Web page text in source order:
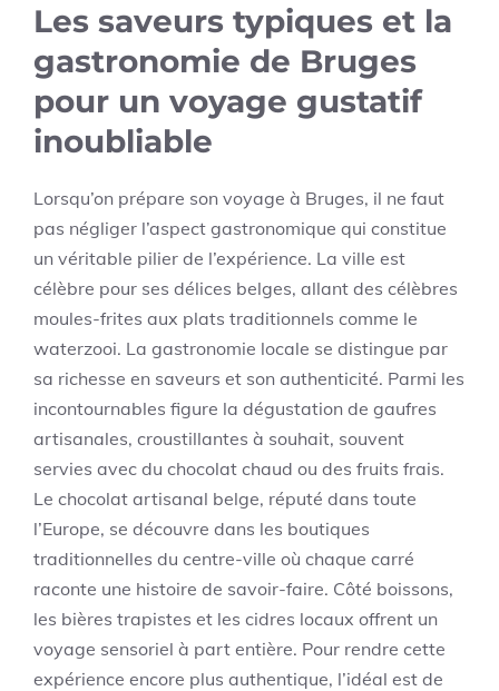
Les saveurs typiques et la
gastronomie de Bruges
pour un voyage gustatif
inoubliable
Lorsqu’on prépare son voyage à Bruges, il ne faut
pas négliger l’aspect gastronomique qui constitue
un véritable pilier de l’expérience. La ville est
célèbre pour ses délices belges, allant des célèbres
moules-frites aux plats traditionnels comme le
waterzooi. La gastronomie locale se distingue par
sa richesse en saveurs et son authenticité. Parmi les
incontournables figure la dégustation de gaufres
artisanales, croustillantes à souhait, souvent
servies avec du chocolat chaud ou des fruits frais.
Le chocolat artisanal belge, réputé dans toute
l’Europe, se découvre dans les boutiques
traditionnelles du centre-ville où chaque carré
raconte une histoire de savoir-faire. Côté boissons,
les bières trapistes et les cidres locaux offrent un
voyage sensoriel à part entière. Pour rendre cette
expérience encore plus authentique, l’idéal est de